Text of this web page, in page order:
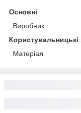
Основні
Виробник
Користувальницькі
Матеріал